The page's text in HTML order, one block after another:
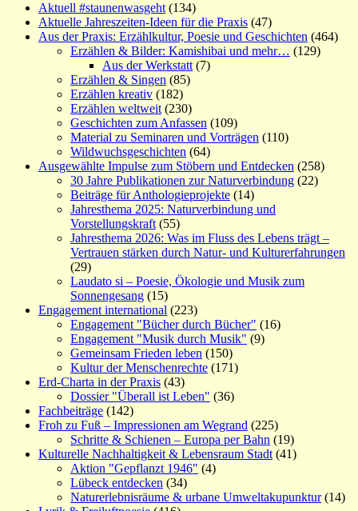
Aktuell #staunenwasgeht (134)
Aktuelle Jahreszeiten-Ideen für die Praxis (47)
Aus der Praxis: Erzählkultur, Poesie und Geschichten (464)
Erzählen & Bilder: Kamishibai und mehr… (129)
Aus der Werkstatt (7)
Erzählen & Singen (85)
Erzählen kreativ (182)
Erzählen weltweit (230)
Geschichten zum Anfassen (109)
Material zu Seminaren und Vorträgen (110)
Wildwuchsgeschichten (64)
Ausgewählte Impulse zum Stöbern und Entdecken (258)
30 Jahre Publikationen zur Naturverbindung (22)
Beiträge für Anthologieprojekte (14)
Jahresthema 2025: Naturverbindung und
Vorstellungskraft (55)
Jahresthema 2026: Was im Fluss des Lebens trägt –
Vertrauen stärken durch Natur- und Kulturerfahrungen
(29)
Laudato si – Poesie, Ökologie und Musik zum
Sonnengesang (15)
Engagement international (223)
Engagement "Bücher durch Bücher" (16)
Engagement "Musik durch Musik" (9)
Gemeinsam Frieden leben (150)
Kultur der Menschenrechte (171)
Erd-Charta in der Praxis (43)
Dossier "Überall ist Leben" (36)
Fachbeiträge (142)
Froh zu Fuß – Impressionen am Wegrand (225)
Schritte & Schienen – Europa per Bahn (19)
Kulturelle Nachhaltigkeit & Lebensraum Stadt (41)
Aktion "Gepflanzt 1946" (4)
Lübeck entdecken (34)
Naturerlebnisräume & urbane Umweltakupunktur(14)